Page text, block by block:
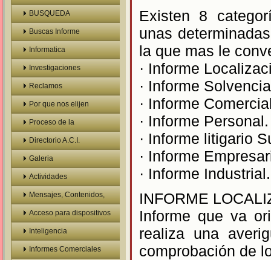
BUSQUEDA
VEHICULOS
Buscas Informe
Prelaboral
Informatica
Investigaciones
Reclamos
Por que nos elijen
Proceso de la
Investigacion
Directorio A.C.I.
Galeria
Actividades
Confidenciales
Mensajes, Contenidos,
Mails
Acceso para dispositivos
moviles
Inteligencia
Informes Comerciales
Existen 8
unas
la que mas le
· Informe
· Informe
· Informe
· Informe Personal.
· Informe litigario
· Informe
· Informe Industrial.
INFORME
Informe que va
realiza una
comprobación de